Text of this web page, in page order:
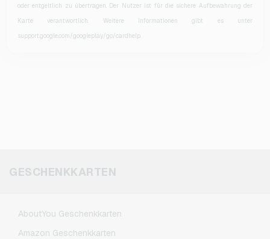
oder entgeltlich zu übertragen. Der Nutzer ist für die sichere Aufbewahrung der
Karte verantwortlich. Weitere Informationen gibt es unter
support.google.com/googleplay/go/cardhelp.
GESCHENKKARTEN
AboutYou Geschenkkarten
Amazon Geschenkkarten